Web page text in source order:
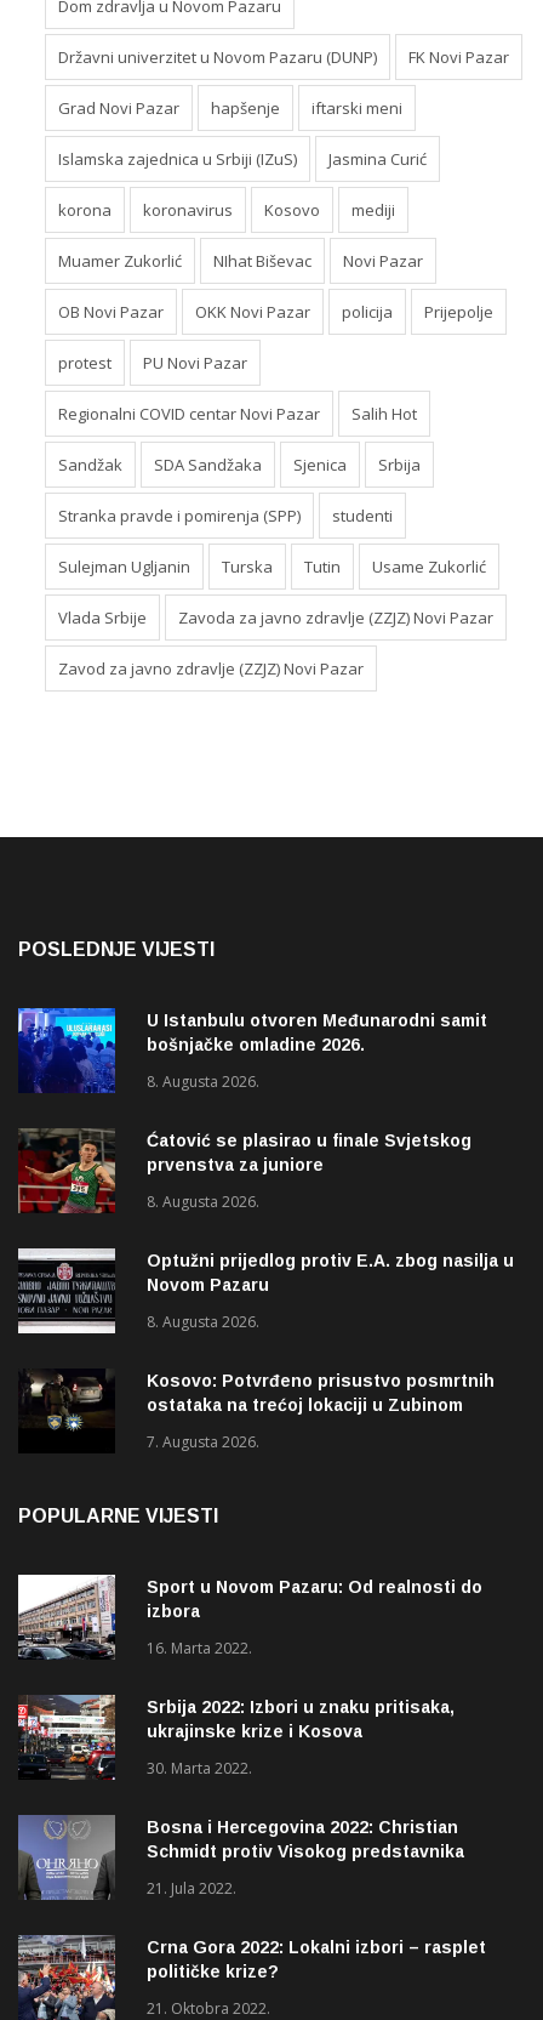
Dom zdravlja u Novom Pazaru
Državni univerzitet u Novom Pazaru (DUNP) FK Novi Pazar
Grad Novi Pazar hapšenje iftarski meni
Islamska zajednica u Srbiji (IZuS) Jasmina Curić
korona koronavirus Kosovo mediji
Muamer Zukorlić NIhat Biševac Novi Pazar
OB Novi Pazar OKK Novi Pazar policija Prijepolje
protest PU Novi Pazar
Regionalni COVID centar Novi Pazar Salih Hot
Sandžak SDA Sandžaka Sjenica Srbija
Stranka pravde i pomirenja (SPP) studenti
Sulejman Ugljanin Turska Tutin Usame Zukorlić
Vlada Srbije Zavoda za javno zdravlje (ZZJZ) Novi Pazar
Zavod za javno zdravlje (ZZJZ) Novi Pazar
POSLEDNJE VIJESTI
U Istanbulu otvoren Međunarodni samit
bošnjačke omladine 2026.
8. Augusta 2026.
Ćatović se plasirao u finale Svjetskog
prvenstva za juniore
8. Augusta 2026.
Optužni prijedlog protiv E.A. zbog nasilja u
Novom Pazaru
8. Augusta 2026.
Kosovo: Potvrđeno prisustvo posmrtnih
ostataka na trećoj lokaciji u Zubinom
7. Augusta 2026.
POPULARNE VIJESTI
Sport u Novom Pazaru: Od realnosti do
izbora
16. Marta 2022.
Srbija 2022: Izbori u znaku pritisaka,
ukrajinske krize i Kosova
30. Marta 2022.
Bosna i Hercegovina 2022: Christian
Schmidt protiv Visokog predstavnika
21. Jula 2022.
Crna Gora 2022: Lokalni izbori – rasplet
političke krize?
21. Oktobra 2022.